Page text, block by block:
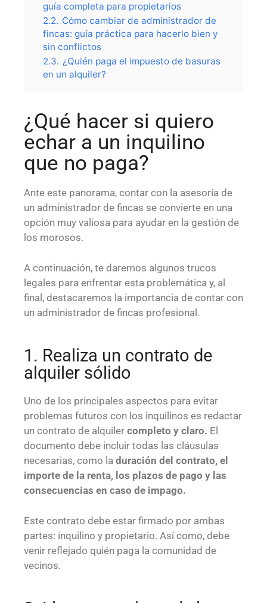
guía completa para propietarios
2.2. Cómo cambiar de administrador de
fincas: guía práctica para hacerlo bien y
sin conflictos
2.3. ¿Quién paga el impuesto de basuras
en un alquiler?
¿Qué hacer si quiero
echar a un inquilino
que no paga?
Ante este panorama, contar con la asesoría de
un administrador de fincas se convierte en una
opción muy valiosa para ayudar en la gestión de
los morosos.
A continuación, te daremos algunos trucos
legales para enfrentar esta problemática y, al
final, destacaremos la importancia de contar con
un administrador de fincas profesional.
1. Realiza un contrato de
alquiler sólido
Uno de los principales aspectos para evitar
problemas futuros con los inquilinos es redactar
un contrato de alquiler completo y claro. El
documento debe incluir todas las cláusulas
necesarias, como la duración del contrato, el
importe de la renta, los plazos de pago y las
consecuencias en caso de impago.
Este contrato debe estar firmado por ambas
partes: inquilino y propietario. Así como, debe
venir reflejado quién paga la comunidad de
vecinos.